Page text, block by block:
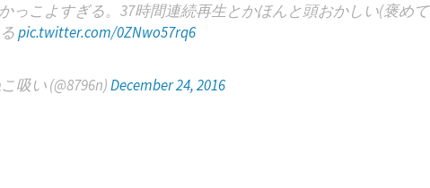
っこよすぎる。37時間連続再生とかほんと頭おかしい(褒めて
るpic.twitter.com/0ZNwo57rq6
吸い (@8796n)December 24, 2016